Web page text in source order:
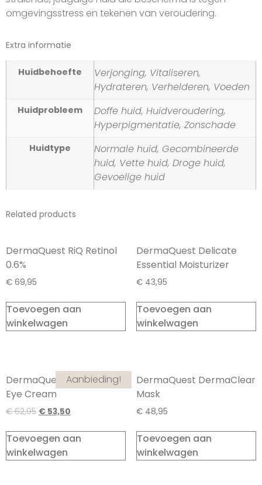
omgevingsstress en tekenen van veroudering.
Extra informatie
Huidbehoefte
Verjonging, Vitaliseren,
Hydrateren, Verhelderen, Voeden
Huidprobleem
Doffe huid, Huidveroudering,
Hyperpigmentatie, Zonschade
Huidtype
Normale huid, Gecombineerde
huid, Vette huid, Droge huid,
Gevoelige huid
Related products
DermaQuest RiQ Retinol
0.6%
€ 69,95
Toevoegen aan
winkelwagen
DermaQuest Delicate
Essential Moisturizer
€43,95
Toevoegen aan
winkelwagen
Aanbieding!
DermaQuest C Infusion
Eye Cream
€62,95 € 53,50
Toevoegen aan
winkelwagen
DermaQuest DermaClear
Mask
€48,95
Toevoegen aan
winkelwagen